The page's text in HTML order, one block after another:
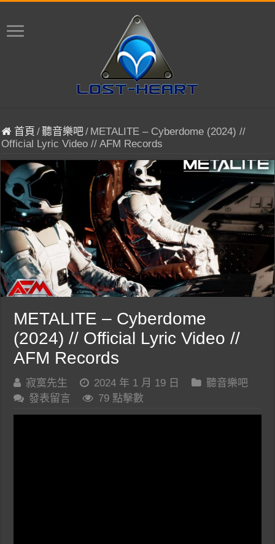
首頁 /聽音樂吧/ METALITE – Cyberdome (2024) //
Official Lyric Video // AFM Records
METALITE – Cyberdome
(2024) // Official Lyric Video //
AFM Records
寂寞先生 2024 年 1 月 19 日
聽音樂吧
發表留言
79 點擊數